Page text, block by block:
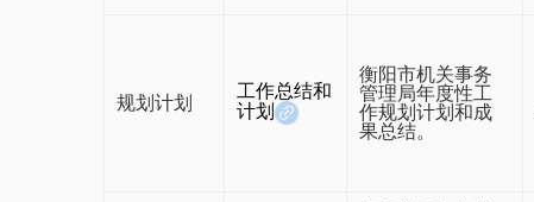
规划计划
工作总结和
计划
衡阳市机关事务
管理局年度性工
作规划计划和成
果总结。